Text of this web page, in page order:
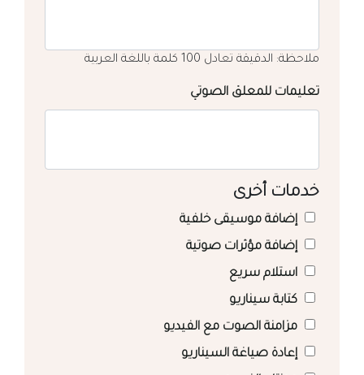
ملاحظة: الدقيقة تعادل 100 كلمة باللغة العربية
تعليمات للمعلق الصوتي
خدمات أخرى
إضافة موسيقى خلفية
إضافة مؤثرات صوتية
استلام سريع
كتابة سيناريو
مزامنة الصوت مع الفيديو
إعادة صياغة السيناريو